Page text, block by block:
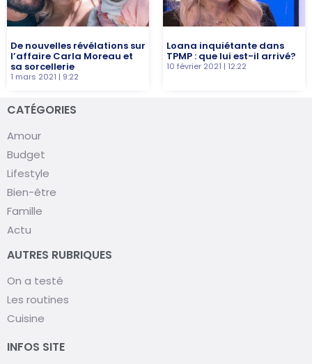
De nouvelles révélations sur
l’affaire Carla Moreau et
sa sorcellerie
1 mars 2021 9:22
Loana inquiétante dans
TPMP : que lui est-il arrivé?
10 février 2021 12:22
CATÉGORIES
Amour
Budget
Lifestyle
Bien-être
Famille
Actu
AUTRES RUBRIQUES
On a testé
Les routines
Cuisine
INFOS SITE